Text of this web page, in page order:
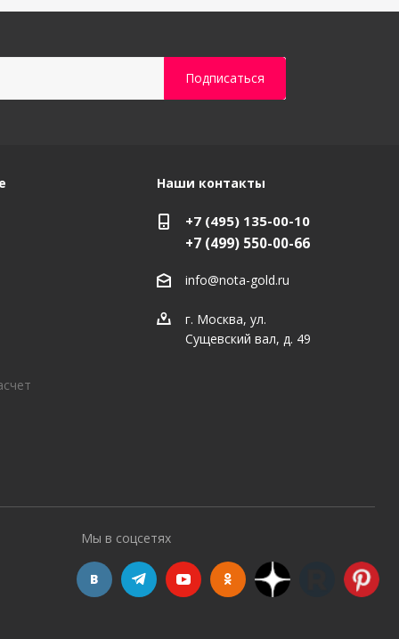
Наши контакты
+7 (495) 135-00-10
+7 (499) 550-00-66
info@nota-gold.ru
г. Москва, ул.
Сущевский вал, д. 49
Мы в соцсетях